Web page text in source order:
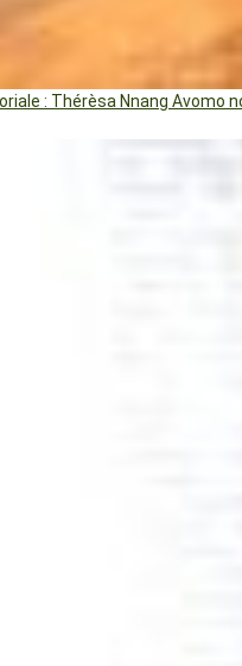
: Thérèsa Nnang Avomo